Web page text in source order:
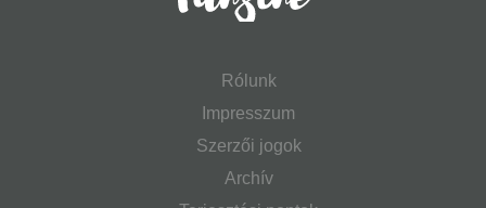
Rólunk
Impresszum
Szerzői jogok
Archív